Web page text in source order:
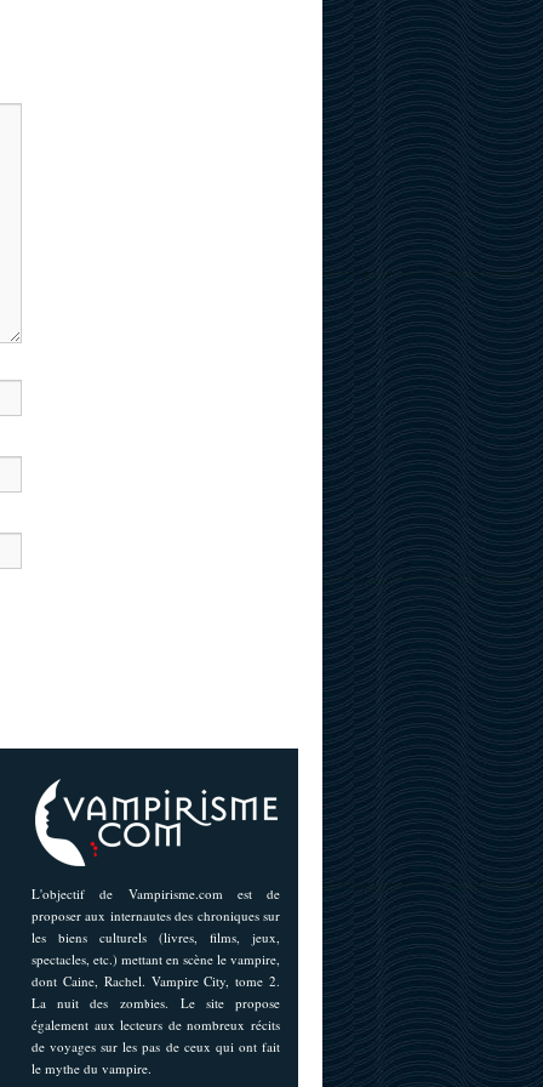
L'objectif de Vampirisme.com est de
proposer aux internautes des chroniques sur
les biens culturels (livres, films, jeux,
spectacles, etc.) mettant en scène le vampire,
dont Caine, Rachel. Vampire City, tome 2.
La nuit des zombies. Le site propose
également aux lecteurs de nombreux récits
de voyages sur les pas de ceux qui ont fait
le mythe du vampire.